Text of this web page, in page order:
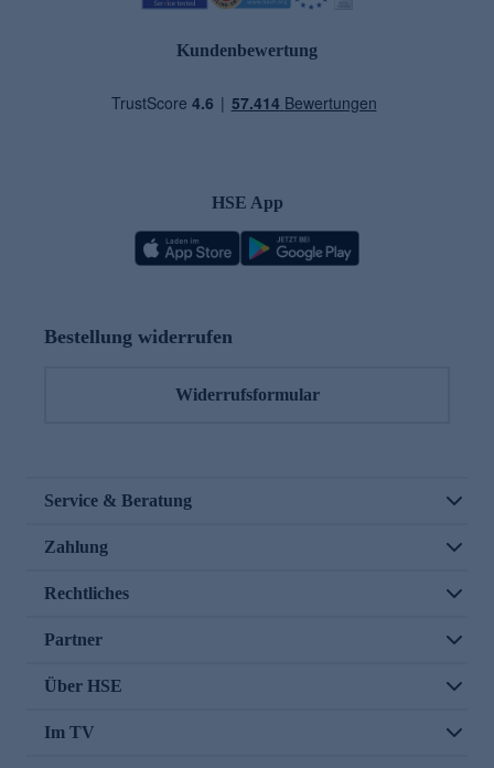
Kundenbewertung
HSE App
Bestellung widerrufen
Widerrufsformular
Service & Beratung
Zahlung
Rechtliches
Partner
Über HSE
Im TV